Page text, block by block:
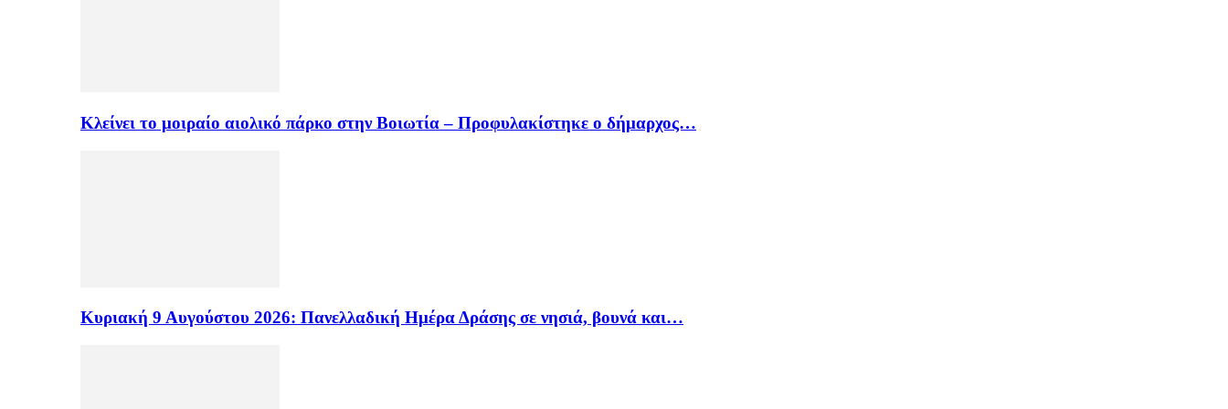
Κλείνει το μοιραίο αιολικό πάρκο στην Βοιωτία – Προφυλακίστηκε ο δήμαρχος…
Κυριακή 9 Αυγούστου 2026: Πανελλαδική Ημέρα Δράσης σε νησιά, βουνά και…